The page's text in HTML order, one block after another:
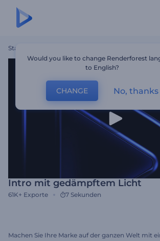
Startseite
Intro mit gedämpftem Licht
61K+ Exporte 7 Sekunden
Machen Sie Ihre Marke auf der ganzen Welt mit
Would you like to change Renderforest
to English?
CHANGE No, thanks